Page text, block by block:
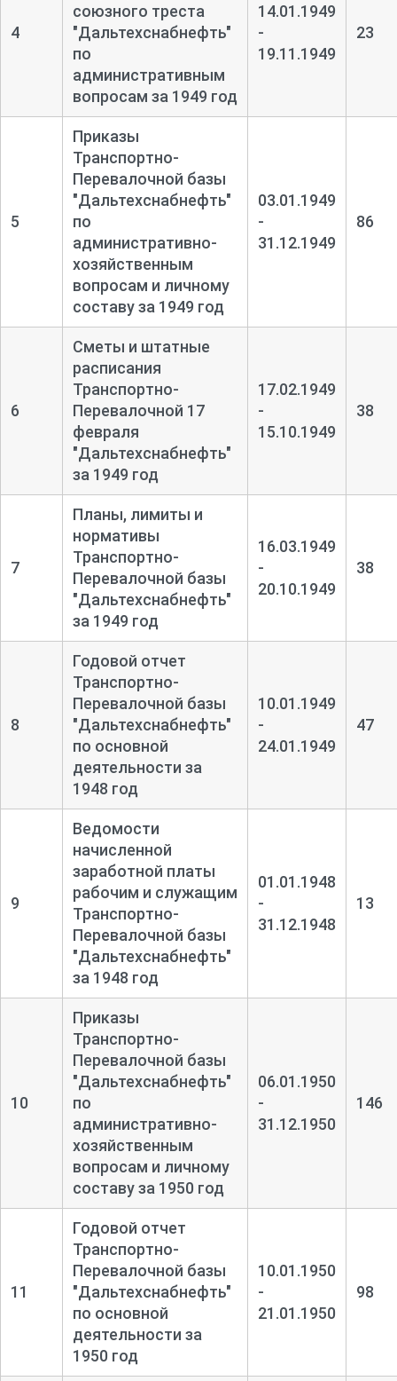
4
союзного треста
"Дальтехснабнефть"
по
административным
вопросам за 1949 год
14.01.1949
-
19.11.1949
23
5
Приказы
Транспортно-
Перевалочной базы
"Дальтехснабнефть"
по
административно-
хозяйственным
вопросам и личному
составу за 1949 год
03.01.1949
-
31.12.1949
86
6
Сметы и штатные
расписания
Транспортно-
Перевалочной 17
февраля
"Дальтехснабнефть"
за 1949 год
17.02.1949
-
15.10.1949
38
7
Планы, лимиты и
нормативы
Транспортно-
Перевалочной базы
"Дальтехснабнефть"
за 1949 год
16.03.1949
-
20.10.1949
38
8
Годовой отчет
Транспортно-
Перевалочной базы
"Дальтехснабнефть"
по основной
деятельности за
1948 год
10.01.1949
-
24.01.1949
47
9
Ведомости
начисленной
заработной платы
рабочим и служащим
Транспортно-
Перевалочной базы
"Дальтехснабнефть"
за 1948 год
01.01.1948
-
31.12.1948
13
10
Приказы
Транспортно-
Перевалочной базы
"Дальтехснабнефть"
по
административно-
хозяйственным
вопросам и личному
составу за 1950 год
06.01.1950
-
31.12.1950
146
11
Годовой отчет
Транспортно-
Перевалочной базы
"Дальтехснабнефть"
по основной
деятельности за
1950 год
10.01.1950
-
21.01.1950
98